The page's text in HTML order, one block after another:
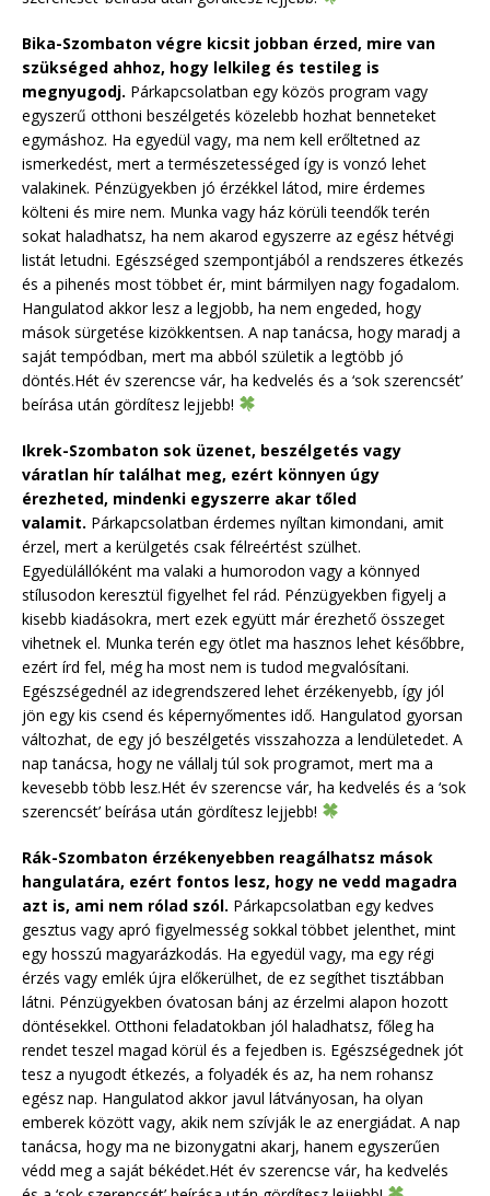
Bika-Szombaton végre kicsit jobban érzed, mire van
szükséged ahhoz, hogy lelkileg és testileg is
megnyugodj. Párkapcsolatban egy közös program vagy
egyszerű otthoni beszélgetés közelebb hozhat benneteket
egymáshoz. Ha egyedül vagy, ma nem kell erőltetned az
ismerkedést, mert a természetességed így is vonzó lehet
valakinek. Pénzügyekben jó érzékkel látod, mire érdemes
költeni és mire nem. Munka vagy ház körüli teendők terén
sokat haladhatsz, ha nem akarod egyszerre az egész hétvégi
listát letudni. Egészséged szempontjából a rendszeres étkezés
és a pihenés most többet ér, mint bármilyen nagy fogadalom.
Hangulatod akkor lesz a legjobb, ha nem engeded, hogy
mások sürgetése kizökkentsen. A nap tanácsa, hogy maradj a
saját tempódban, mert ma abból születik a legtöbb jó
döntés.Hét év szerencse vár, ha kedvelés és a ‘sok szerencsét’
beírása után gördítesz lejjebb!
Ikrek-Szombaton sok üzenet, beszélgetés vagy
váratlan hír találhat meg, ezért könnyen úgy
érezheted, mindenki egyszerre akar tőled
valamit. Párkapcsolatban érdemes nyíltan kimondani, amit
érzel, mert a kerülgetés csak félreértést szülhet.
Egyedülállóként ma valaki a humorodon vagy a könnyed
stílusodon keresztül figyelhet fel rád. Pénzügyekben figyelj a
kisebb kiadásokra, mert ezek együtt már érezhető összeget
vihetnek el. Munka terén egy ötlet ma hasznos lehet későbbre,
ezért írd fel, még ha most nem is tudod megvalósítani.
Egészségednél az idegrendszered lehet érzékenyebb, így jól
jön egy kis csend és képernyőmentes idő. Hangulatod gyorsan
változhat, de egy jó beszélgetés visszahozza a lendületedet. A
nap tanácsa, hogy ne vállalj túl sok programot, mert ma a
kevesebb több lesz.Hét év szerencse vár, ha kedvelés és a ‘sok
szerencsét’ beírása után gördítesz lejjebb!
Rák-Szombaton érzékenyebben reagálhatsz mások
hangulatára, ezért fontos lesz, hogy ne vedd magadra
azt is, ami nem rólad szól. Párkapcsolatban egy kedves
gesztus vagy apró figyelmesség sokkal többet jelenthet, mint
egy hosszú magyarázkodás. Ha egyedül vagy, ma egy régi
érzés vagy emlék újra előkerülhet, de ez segíthet tisztábban
látni. Pénzügyekben óvatosan bánj az érzelmi alapon hozott
döntésekkel. Otthoni feladatokban jól haladhatsz, főleg ha
rendet teszel magad körül és a fejedben is. Egészségednek jót
tesz a nyugodt étkezés, a folyadék és az, ha nem rohansz
egész nap. Hangulatod akkor javul látványosan, ha olyan
emberek között vagy, akik nem szívják le az energiádat. A nap
tanácsa, hogy ma ne bizonygatni akarj, hanem egyszerűen
védd meg a saját békédet.Hét év szerencse vár, ha kedvelés